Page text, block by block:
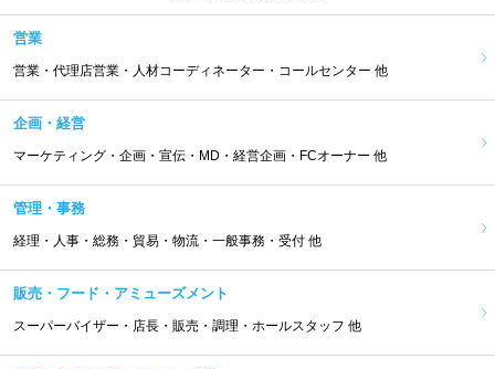
営業
営業・代理店営業・人材コーディネーター・コールセンター 他
企画・経営
マーケティング・企画・宣伝・MD・経営企画・FCオーナー 他
管理・事務
経理・人事・総務・貿易・物流・一般事務・受付 他
販売・フード・アミューズメント
スーパーバイザー・店長・販売・調理・ホールスタッフ 他